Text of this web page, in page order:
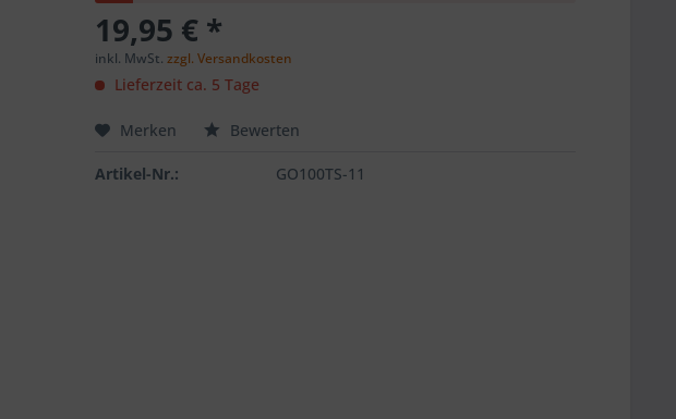
19,95 € *
inkl. MwSt.zzgl. Versandkosten
Lieferzeit ca. 5 Tage
Merken Bewerten
Artikel-Nr.: GO100TS-11